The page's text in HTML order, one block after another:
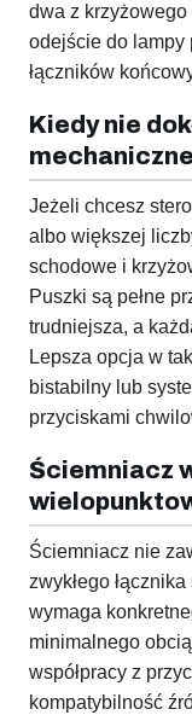
dwa z
odejście do lampy
łączników
Kiedy nie
Jeżeli chcesz
albo większej
schodowe i
Puszki są pełne
trudniejsza, a
Lepsza opcja w
bistabilny lub
przyciskami
Ściemniacz
Ściemniacz nie
zwykłego
wymaga
minimalnego
współpracy z
kompatybilność